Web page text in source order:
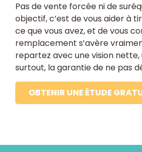
Pas de vente forcée ni de
objectif, c’est de vous aider à
ce que vous avez, et de vous
remplacement s’avère
repartez avec une vision nette,
surtout, la garantie de ne pas
OBTENIR UNE ÉTUDE